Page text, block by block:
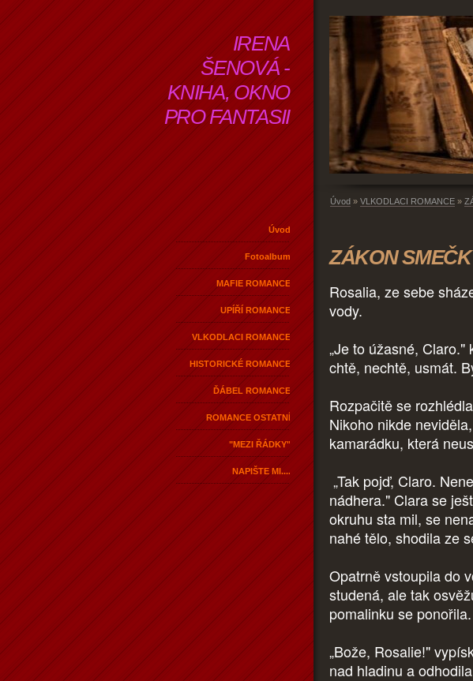
IRENA
ŠENOVÁ -
KNIHA, OKNO
PRO FANTASII
Úvod
Fotoalbum
MAFIE ROMANCE
UPÍŘÍ ROMANCE
VLKODLACI ROMANCE
HISTORICKÉ ROMANCE
ĎÁBEL ROMANCE
ROMANCE OSTATNÍ
"MEZI ŘÁDKY"
NAPIŠTE MI....
Úvod » VLKODLACI ROMANCE »
ZÁKON
Rosalia, ze sebe
vody.
„Je to úžasné,
chtě, nechtě, usmát.
Rozpačitě se
Nikoho nikde
kamarádku, která
„Tak pojď, Claro.
nádhera." Clara se
okruhu sta mil, se
nahé tělo, shodila ze
Opatrně vstoupila do
studená, ale tak
pomalinku se ponořila.
„Bože, Rosalie!"
nad hladinu a